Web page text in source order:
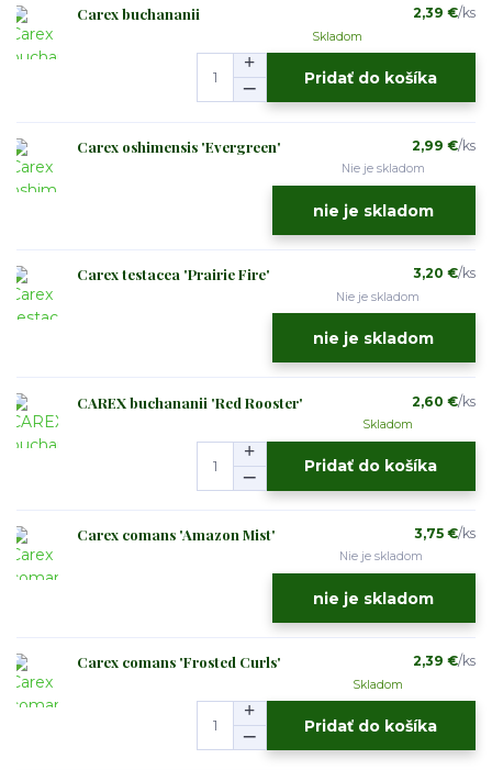
Carex buchananii 2,39 €/ks
Skladom
Pridať do košíka
Carex oshimensis 'Evergreen' 2,99 €/ks
Nie je skladom
nie je skladom
Carex testacea 'Prairie Fire' 3,20 €/ks
Nie je skladom
nie je skladom
CAREX buchananii 'Red Rooster' 2,60 €/ks
Skladom
Pridať do košíka
Carex comans 'Amazon Mist' 3,75 €/ks
Nie je skladom
nie je skladom
Carex comans 'Frosted Curls' 2,39 €/ks
Skladom
Pridať do košíka